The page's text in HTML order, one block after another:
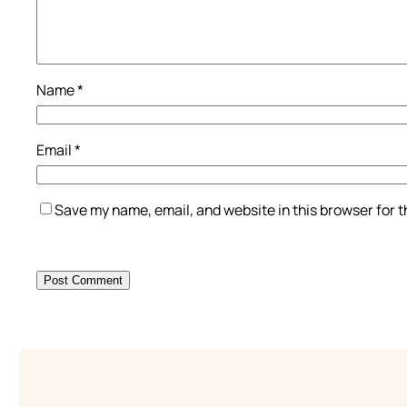
Name*
Email*
Save my name, email, and website in this browser for